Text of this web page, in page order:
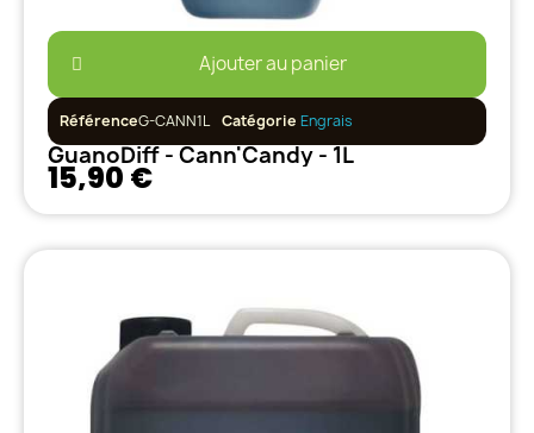
Ajouter au panier
RéférenceG-CANN1L Catégorie Engrais
GuanoDiff - Cann'Candy - 1L
15,90 €